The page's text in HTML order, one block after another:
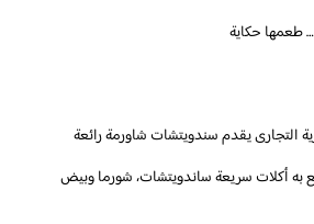
طعمها حكاية
التجارى يقدم سندويتشات شاورمة رائعة
أكلات سريعة ساندويتشات، شورما وبيض